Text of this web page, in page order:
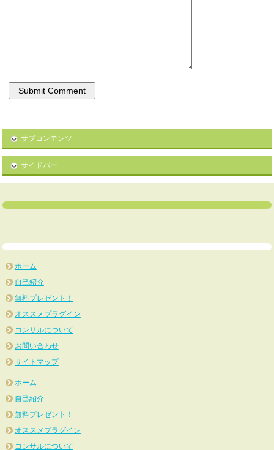
サブコンテンツ
サイドバー
ホーム
自己紹介
無料プレゼント！
オススメプラグイン
コンサルについて
お問い合わせ
サイトマップ
ホーム
自己紹介
無料プレゼント！
オススメプラグイン
コンサルについて